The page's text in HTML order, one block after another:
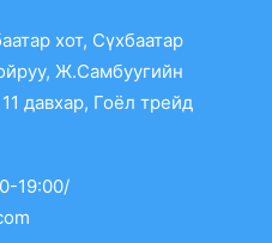
хот, Сүхбаатар
Ж.Самбуугийн
давхар, Гоёл трейд
/10:00-19:00/